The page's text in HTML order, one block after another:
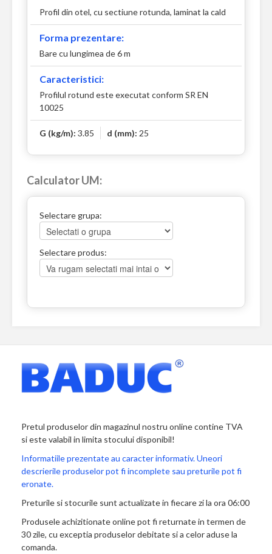
Profil din otel, cu sectiune rotunda, laminat la cald
Forma prezentare:
Bare cu lungimea de 6 m
Caracteristici:
Profilul rotund este executat conform SR EN
10025
G (kg/m): 3.85 d (mm): 25
Calculator UM:
Selectare grupa:
Selectare produs:
Pretul produselor din magazinul nostru online contine TVA
si este valabil in limita stocului disponibil!
Informatiile prezentate au caracter informativ. Uneori
descrierile produselor pot fi incomplete sau preturile pot fi
eronate.
Preturile si stocurile sunt actualizate in fiecare zi la ora 06:00
Produsele achizitionate online pot fi returnate in termen de
30 zile, cu exceptia produselor debitate si a celor aduse la
comanda.